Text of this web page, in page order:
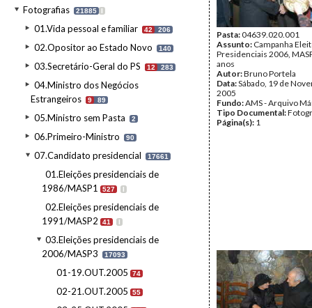
Fotografias 21885 I
01.Vida pessoal e familiar 42 206
02.Opositor ao Estado Novo 140
03.Secretário-Geral do PS 12 283
04.Ministro dos Negócios
Estrangeiros
9 89
05.Ministro sem Pasta 2
06.Primeiro-Ministro 90
07.Candidato presidencial 17661
01.Eleições presidenciais de
1986/MASP1
527 I
02.Eleições presidenciais de
1991/MASP2
41 I
03.Eleições presidenciais de
2006/MASP3
17093
01-19.OUT.2005 74
02-21.OUT.2005 55
Pasta:04639.020.001
Assunto: Campanha
Presidenciais 2006,
anos
Autor:Bruno Portela
Data:Sábado, 19 de
2005
Fundo:AMS - Arquivo
Tipo Documental:
Página(s): 1